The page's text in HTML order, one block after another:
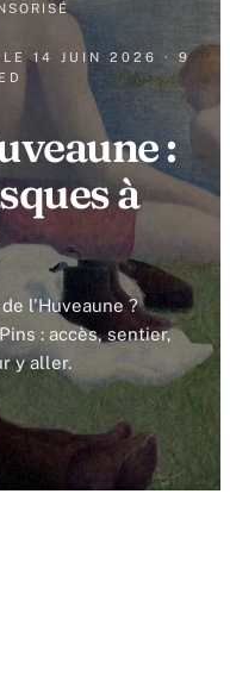
LE 14 JUIN 2026
· 9
:
à
l'Huveaune ?
: accès, sentier,
y aller.